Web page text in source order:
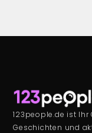
123people.de ist
Geschichten und